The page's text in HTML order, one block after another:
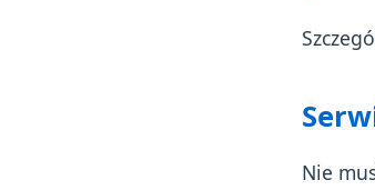
Nie